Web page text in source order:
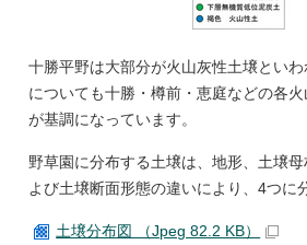
十勝平野は大部分が火山灰性土壌とい
についても十勝・樽前・恵庭などの各
が基調になっています。
野草園に分布する土壌は、地形、土壌
よび土壌断面形態の違いにより、4つに
土壌分布図 （Jpeg 82.2 KB）